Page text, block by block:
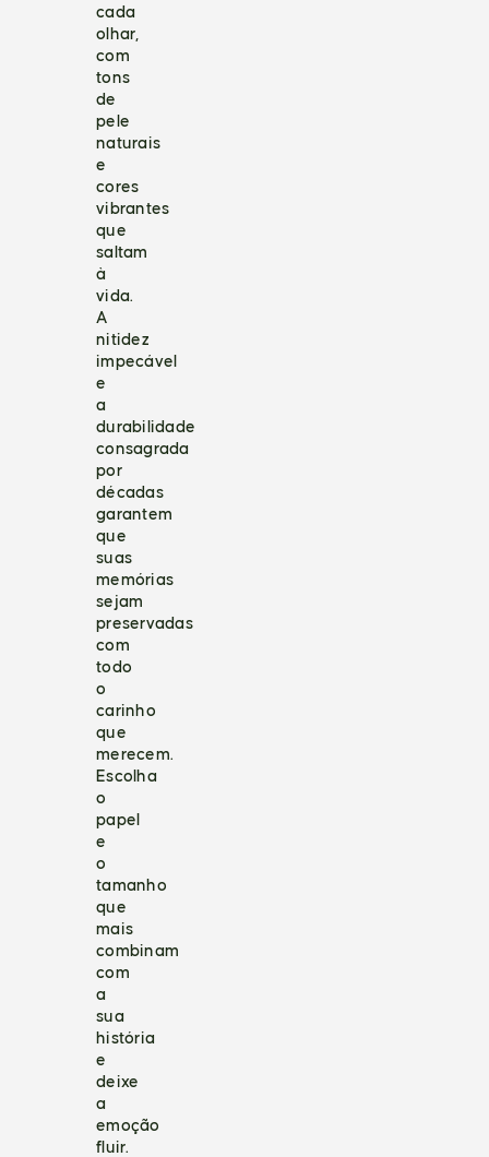
cada
olhar,
com
tons
de
pele
naturais
e
cores
vibrantes
que
saltam
à
vida.
A
nitidez
impecável
e
a
durabilidade
consagrada
por
décadas
garantem
que
suas
memórias
sejam
preservadas
com
todo
o
carinho
que
merecem.
Escolha
o
papel
e
o
tamanho
que
mais
combinam
com
a
sua
história
e
deixe
a
emoção
fluir.